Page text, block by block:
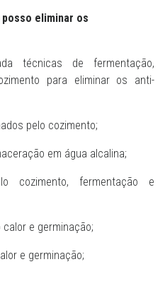
posso eliminar os
técnicas de fermentação,
para eliminar os anti-
pelo cozimento;
em água alcalina;
cozimento, fermentação e
e germinação;
e germinação;